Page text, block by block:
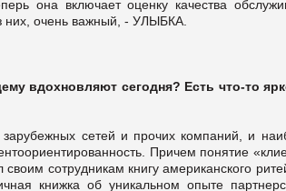
она включает оценку качества
них, очень важный, - УЛЫБКА.
вдохновляют сегодня? Есть что-то
сетей и прочих компаний, и
Причем понятие
сотрудникам книгу американского
книжка об уникальном опыте